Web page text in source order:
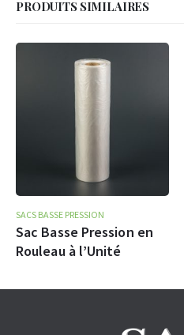
PRODUITS SIMILAIRES
SACS BASSE PRESSION
Sac Basse Pression en
Rouleau à l’Unité